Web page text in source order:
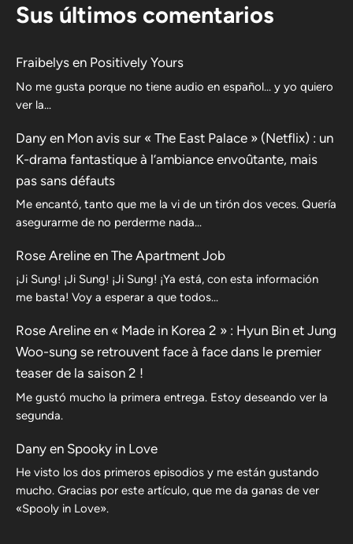
Sus últimos comentarios
Fraibelys en Positively Yours
No me gusta porque no tiene audio en español... y yo quiero
ver la...
Dany en Mon avis sur « The East Palace » (Netflix) : un
K-drama fantastique à l’ambiance envoûtante, mais
pas sans défauts
Me encantó, tanto que me la vi de un tirón dos veces. Quería
asegurarme de no perderme nada…
Rose Areline en The Apartment Job
¡Ji Sung! ¡Ji Sung! ¡Ji Sung! ¡Ya está, con esta información
me basta! Voy a esperar a que todos…
Rose Areline en « Made in Korea 2 » : Hyun Bin et Jung
Woo-sung se retrouvent face à face dans le premier
teaser de la saison 2 !
Me gustó mucho la primera entrega. Estoy deseando ver la
segunda.
Dany en Spooky in Love
He visto los dos primeros episodios y me están gustando
mucho. Gracias por este artículo, que me da ganas de ver
«Spooly in Love».